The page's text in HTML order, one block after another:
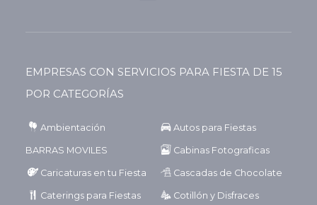
EMPRESAS CON SERVICIOS PARA FIESTA DE 15
POR CATEGORÍAS
Ambientación Autos para Fiestas
BARRAS MOVILES Cabinas Fotograficas
Caricaturas en tu Fiesta Cascadas de Chocolate
Caterings para Fiestas Cotillón y Disfraces